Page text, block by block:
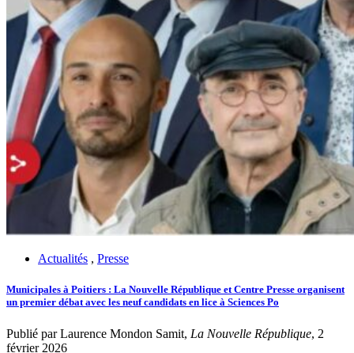
Actualités , Presse
Municipales à Poitiers : La Nouvelle République et Centre Presse organisent
un premier débat avec les neuf candidats en lice à Sciences Po
Publié par Laurence Mondon Samit, La Nouvelle République, 2
février 2026